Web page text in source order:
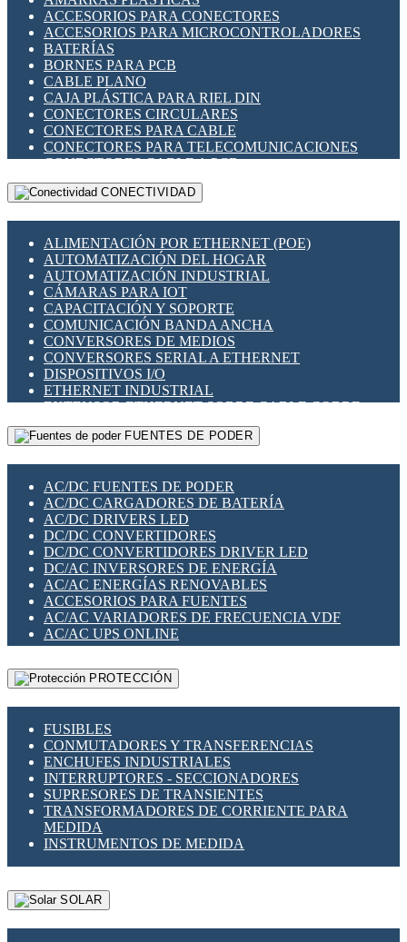
INDICADORES PARA PANEL
INTERFACES DE RELÉ
INTERRUPTORES FIN DE CARRERA
LLAVES CONMUTADORAS
MEDIDORES DE ENERGÍA Y TC'S DE CORRIENTE
MOTORES PASO A PASO
PANTALLAS HMI
PLC -CONTROLADORES LÓGICO PROGRAMABLES
PROGRAMADORES DE HORARIO
RELÉS DE PROTECCIÓN
SENSORES CAPACITIVOS
SENSORES INDUCTIVOS
TEMPORIZADORES
VARIACS
VARIADORES DE FRECUENCIA [VDF]
SECCIONADORES - INTERRUPTORES
MAQUINARIA
ACCESORIOS PARA CONECTORES
ACCESORIOS PARA MICROCONTROLADORES
BATERÍAS
BORNES PARA PCB
CABLE PLANO
CAJA PLÁSTICA PARA RIEL DIN
CONECTORES CIRCULARES
CONECTORES PARA CABLE
CONECTORES PARA TELECOMUNICACIONES
CONECTORES CABLE A PCB
CONECTORES PCB A CABLE
DIP SWITCHES
HERRAMIENTAS VARIAS
ILUMINACIÓN LED
INTERRUPTORES REED
INTERFACES DE RELÉ
OTROS RELÉS
PROTECCIÓN TÉRMICA
RELÉS AUTOMOTRICES
RELÉS DE SEÑAL
RELÉS DE ESTADO SÓLIDO SSR
RELÉS INDUSTRIALES
RELÉS MINIATURA DE POTENCIA
SENSORES MAGNÉTICOS
SWITCH Y MICROSWITCH
TARJETAS PI
UNIÓN Y DERIVACIÓN DE CABLE
CONECTIVIDAD
ALIMENTACIÓN POR ETHERNET (POE)
AUTOMATIZACIÓN DEL HOGAR
AUTOMATIZACIÓN INDUSTRIAL
CÁMARAS PARA IOT
CAPACITACIÓN Y SOPORTE
COMUNICACIÓN BANDA ANCHA
CONVERSORES DE MEDIOS
CONVERSORES SERIAL A ETHERNET
DISPOSITIVOS I/O
ETHERNET INDUSTRIAL
EXTENSOR ETHERNET SOBRE CABLE COBRE
GATEWAY LORAWAN
GESTIÓN DE REDES
PLACAS MODULARES IOT
SWITCHES Y REDES WIFI
SOLUCIONES IOT
SOLUCIONES LORAWAN
SOLUCIONES RED CELULAR
SEGURIDAD PARA REDES
SWITCHES LAN
TELEFONÍA IP (VOIP)
VIGILANCIA IP (CCTV)
MESHTASTIC
FUENTES DE PODER
AC/DC FUENTES DE PODER
AC/DC CARGADORES DE BATERÍA
AC/DC DRIVERS LED
DC/DC CONVERTIDORES
DC/DC CONVERTIDORES DRIVER LED
DC/AC INVERSORES DE ENERGÍA
AC/AC ENERGÍAS RENOVABLES
ACCESORIOS PARA FUENTES
AC/AC VARIADORES DE FRECUENCIA VDF
AC/AC UPS ONLINE
PROTECCIÓN
FUSIBLES
CONMUTADORES Y TRANSFERENCIAS
ENCHUFES INDUSTRIALES
INTERRUPTORES - SECCIONADORES
SUPRESORES DE TRANSIENTES
TRANSFORMADORES DE CORRIENTE PARA
MEDIDA
INSTRUMENTOS DE MEDIDA
SOLAR